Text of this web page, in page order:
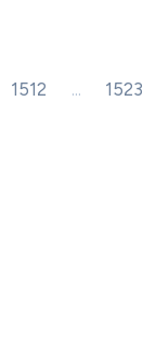
1512 ... 1523